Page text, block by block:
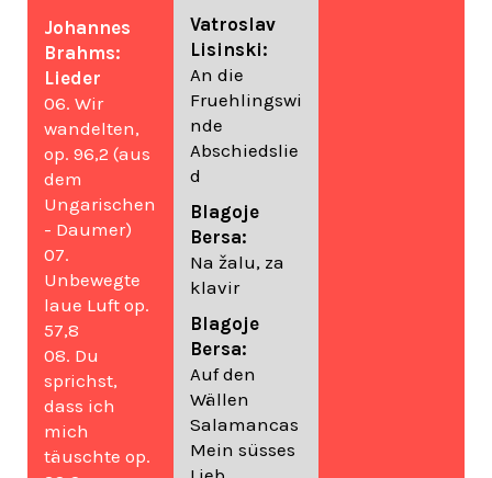
Johannes
Brahms:
Lieder
06. Wir
wandelten,
op. 96,2 (aus
dem
Ungarischen
- Daumer)
07.
Unbewegte
laue Luft op.
57,8
08. Du
sprichst,
dass ich
mich
täuschte op.
Vatroslav
Lisinski:
An die
Fruehlingswi
nde
Abschiedslie
d
Blagoje
Bersa:
Na žalu, za
klavir
Blagoje
Bersa:
Auf den
Wällen
Salamancas
Mein süsses